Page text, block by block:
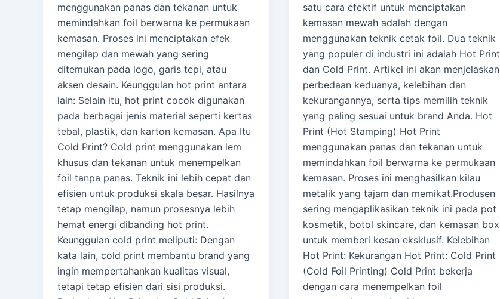
menggunakan panas dan tekanan untuk
memindahkan foil berwarna ke permukaan
kemasan. Proses ini menciptakan efek
mengilap dan mewah yang sering
ditemukan pada logo, garis tepi, atau
aksen desain. Keunggulan hot print antara
lain: Selain itu, hot print cocok digunakan
pada berbagai jenis material seperti kertas
tebal, plastik, dan karton kemasan. Apa Itu
Cold Print? Cold print menggunakan lem
khusus dan tekanan untuk menempelkan
foil tanpa panas. Teknik ini lebih cepat dan
efisien untuk produksi skala besar. Hasilnya
tetap mengilap, namun prosesnya lebih
hemat energi dibanding hot print.
Keunggulan cold print meliputi: Dengan
kata lain, cold print membantu brand yang
ingin mempertahankan kualitas visual,
tetapi tetap efisien dari sisi produksi.
satu cara efektif untuk menciptakan
kemasan mewah adalah dengan
menggunakan teknik cetak foil. Dua teknik
yang populer di industri ini adalah Hot Print
dan Cold Print. Artikel ini akan menjelaskan
perbedaan keduanya, kelebihan dan
kekurangannya, serta tips memilih teknik
yang paling sesuai untuk brand Anda. Hot
Print (Hot Stamping) Hot Print
menggunakan panas dan tekanan untuk
memindahkan foil berwarna ke permukaan
kemasan. Proses ini menghasilkan kilau
metalik yang tajam dan memikat.Produsen
sering mengaplikasikan teknik ini pada pot
kosmetik, botol skincare, dan kemasan box
untuk memberi kesan eksklusif. Kelebihan
Hot Print: Kekurangan Hot Print: Cold Print
(Cold Foil Printing) Cold Print bekerja
dengan cara menempelkan foil